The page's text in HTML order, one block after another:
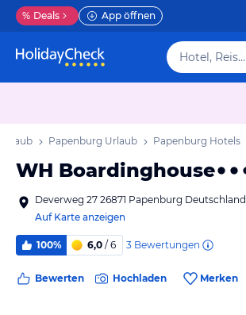
% Deals App öffnen
Hotel, Reiseziel
Papenburg Urlaub Papenburg Hotels
WH Boardinghouse
Deverweg 27 26871 Papenburg Deutschland
Auf Karte anzeigen
100% 6,0 / 6 3 Bewertungen
Bewerten Hochladen Merken